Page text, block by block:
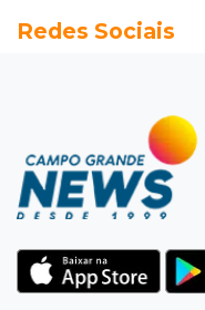
Trabalhadores
Detran oferece
emissão de
Anvisa barra
alerta para
Redes Sociais